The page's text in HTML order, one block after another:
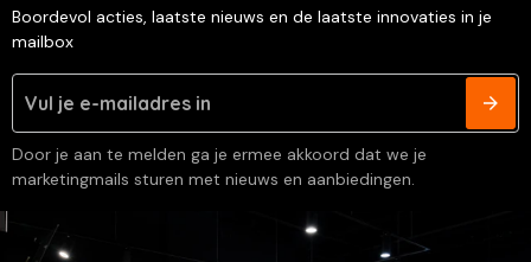
Boordevol acties, laatste nieuws en de laatste innovaties in je
mailbox
Door je aan te melden ga je ermee akkoord dat we je
marketingmails sturen met nieuws en aanbiedingen.